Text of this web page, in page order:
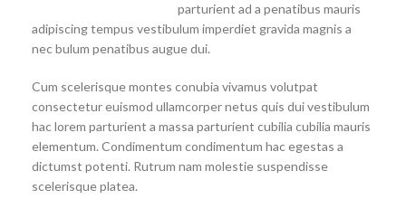
parturient ad a penatibus mauris
adipiscing tempus vestibulum imperdiet gravida magnis a
nec bulum penatibus augue dui.
Cum scelerisque montes conubia vivamus volutpat
consectetur euismod ullamcorper netus quis dui vestibulum
hac lorem parturient a massa parturient cubilia cubilia mauris
elementum. Condimentum condimentum hac egestas a
dictumst potenti. Rutrum nam molestie suspendisse
scelerisque platea.